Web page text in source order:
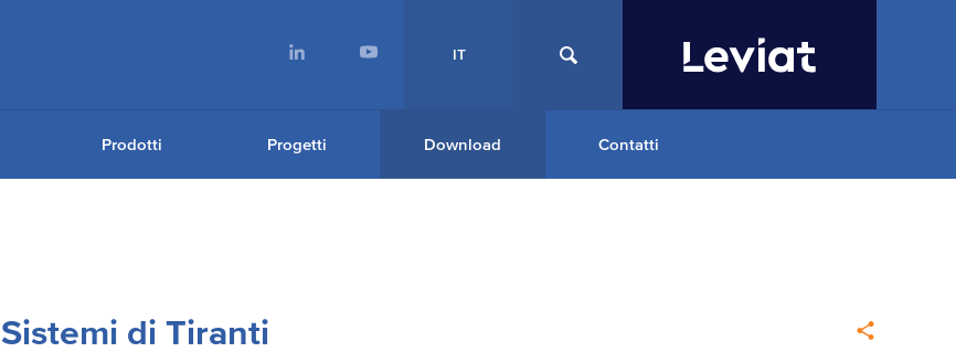
IT
Prodotti Progetti Download Contatti
Sistemi di Tiranti